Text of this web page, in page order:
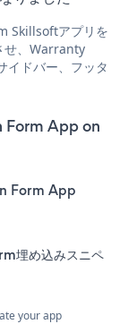
Skillsoftアプリを
せ、Warranty
ドバー、フッタ
Form App on
Form App
埋め込みスニペ
your app